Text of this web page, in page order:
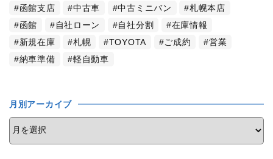
函館支店
中古車 中古ミニバン
札幌本店
函館
自社ローン 自社分割
在庫情報
新規在庫
札幌 TOYOTA ご成約
営業
納車準備
軽自動車
月別アーカイブ